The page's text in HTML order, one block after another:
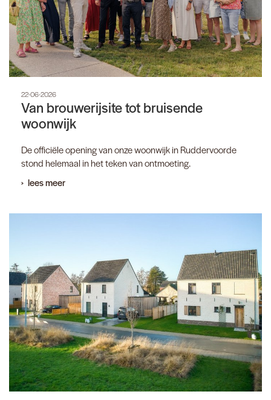
22-06-2026
Van brouwerijsite tot bruisende
woonwijk
De officiële opening van onze woonwijk in Ruddervoorde
stond helemaal in het teken van ontmoeting.
lees meer